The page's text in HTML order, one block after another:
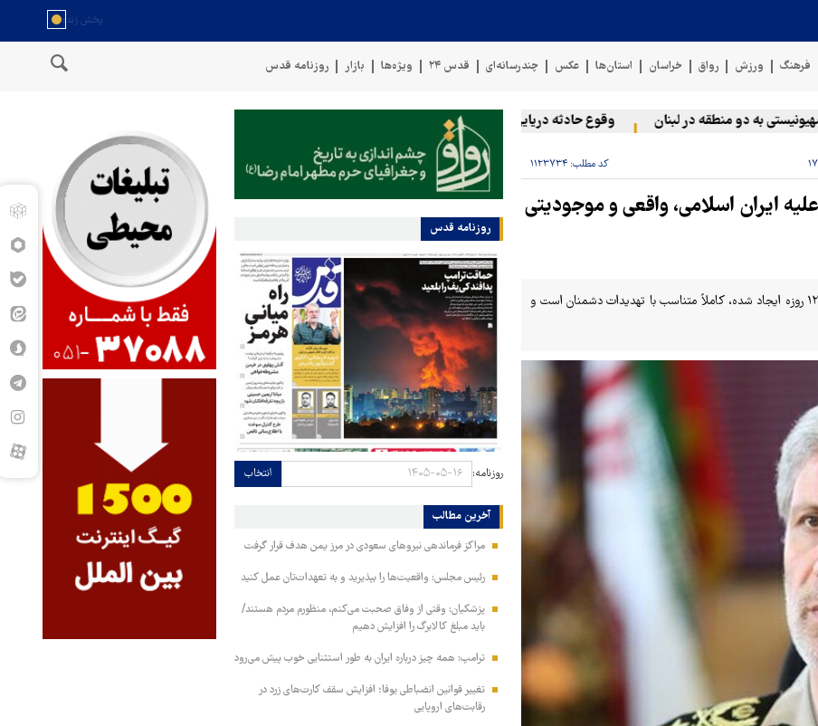
فرهنگ ورزش رواق خراسان استان‌ها عکس چندرسانه‌ای قدس ۲۴ ویژه‌ها بازار روزنامه قدس
به دو منطقه در لبنان وقوع حادثه دریایی در سواحل عمان
کد مطلب: ۱۱۲۳۷۳۴
ایران اسلامی، واقعی و موجودیتی
فرمانده کل ارتش جمهوری اسلامی ایران گفت: آمادگی‌هایی که پس از جنگ ۱۲ روزه ایجاد شده، کاملاً متناسب با تهدیدات دشمنان است و
روزنامه قدس
روزنامه: انتخاب
آخرین مطالب
مراکز فرماندهی نیروهای سعودی در مرز یمن هدف قرار گرفت
رئیس مجلس: واقعیت‌ها را بپذیرید و به تعهدات‌تان عمل کنید
پزشکیان: وقتی از وفاق صحبت می‌کنم، منظورم مردم هستند/
باید مبلغ کالابرگ را افزایش دهیم
ترامپ: همه چیز درباره ایران به طور استثنایی خوب پیش می‌رود
تغییر قوانین انضباطی یوفا؛ افزایش سقف کارت‌های زرد در
رقابت‌های اروپایی